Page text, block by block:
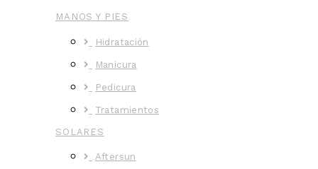
MANOS Y PIES
Hidratación
Manicura
Pedicura
Tratamientos
SOLARES
Aftersun